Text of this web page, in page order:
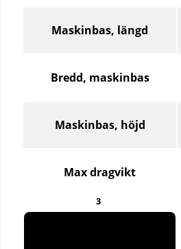
Maskinbas, längd
Bredd, maskinbas
Maskinbas, höjd
Max dragvikt
3